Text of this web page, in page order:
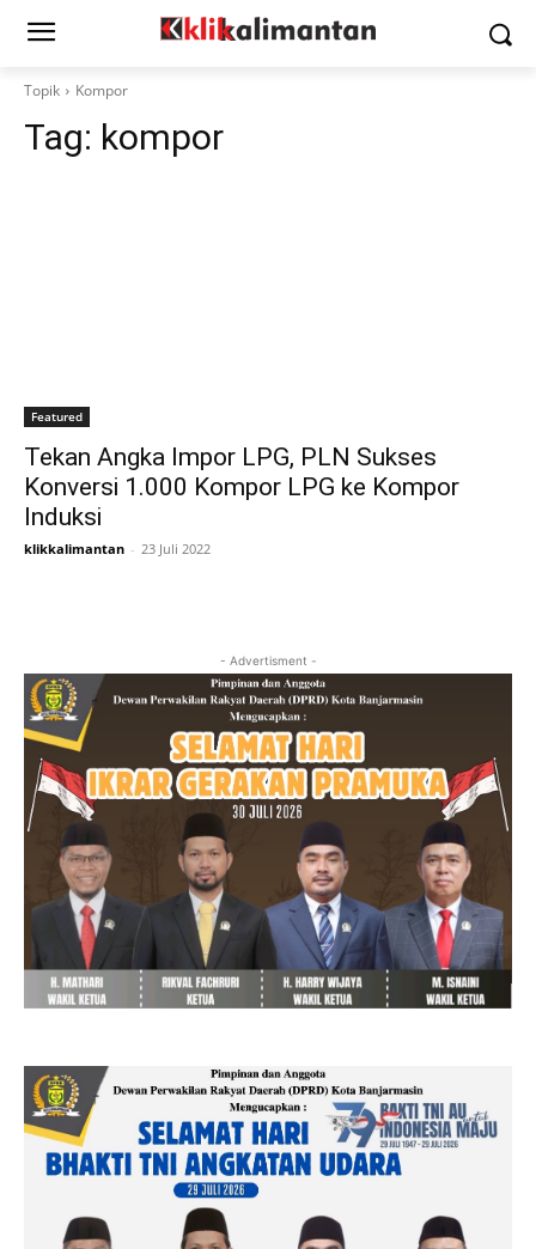
Topik Kompor
Tag: kompor
Featured
Tekan Angka Impor LPG, PLN Sukses
Konversi 1.000 Kompor LPG ke Kompor
Induksi
klikkalimantan - 23 Juli 2022
- Advertisment -